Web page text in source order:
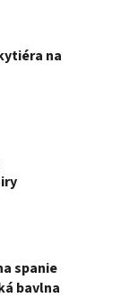
na
spanie
bavlna